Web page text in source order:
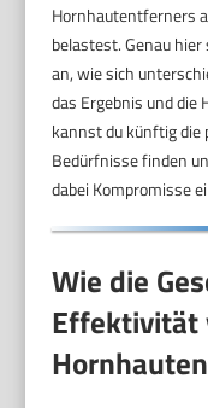
Hornhautentferners
belastest. Genau
an, wie sich
das Ergebnis und
kannst du künftig die
Bedürfnisse finden
dabei Kompromisse
Wie die
Effektivität